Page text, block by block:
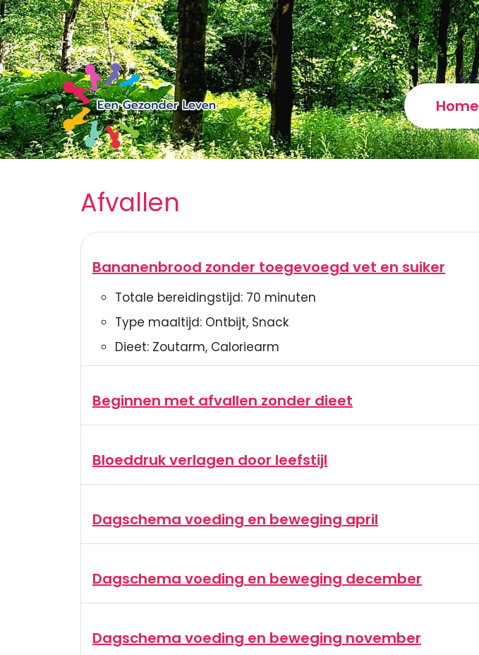
Home
Afvallen
Bananenbrood zonder toegevoegd vet en suiker
Totale bereidingstijd: 70 minuten
Type maaltijd: Ontbijt, Snack
Dieet: Zoutarm, Caloriearm
Beginnen met afvallen zonder dieet
Bloeddruk verlagen door leefstijl
Dagschema voeding en beweging april
Dagschema voeding en beweging december
Dagschema voeding en beweging november